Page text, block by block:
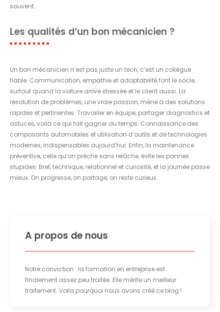
souvent.
Les qualités d’un bon mécanicien ?
Un bon mécanicien n’est pas juste un tech, c’est un collègue
fiable. Communication, empathie et adaptabilité font le socle,
surtout quand la voiture arrive stressée et le client aussi. La
résolution de problèmes, une vraie passion, mène à des solutions
rapides et pertinentes. Travailler en équipe, partager diagnostics et
astuces, voilà ce qui fait gagner du temps. Connaissance des
composants automobiles et utilisation d’outils et de technologies
modernes, indispensables aujourd’hui. Enfin, la maintenance
préventive, celle qu’on prêche sans relâche, évite les pannes
stupides. Bref, technique, relationnel et curiosité, et la journée passe
mieux. On progresse, on partage, on reste curieux.
A propos de nous
Notre conviction : la formation en entreprise est
finalement assez peu traitée. Elle mérite un meilleur
traitement. Voila pourquoi nous avons créé ce blog !